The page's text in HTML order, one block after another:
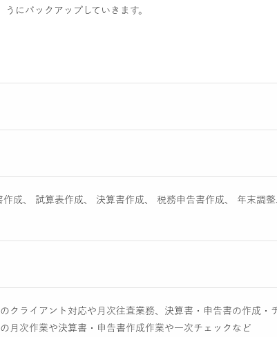
うにバックアップしていきます。
成、 試算表作成、 決算書作成、 税務申告書作成、 年末調
クライアント対応や月次往査業務、決算書・申告書の作成・
月次作業や決算書・申告書作成作業や一次チェックなど